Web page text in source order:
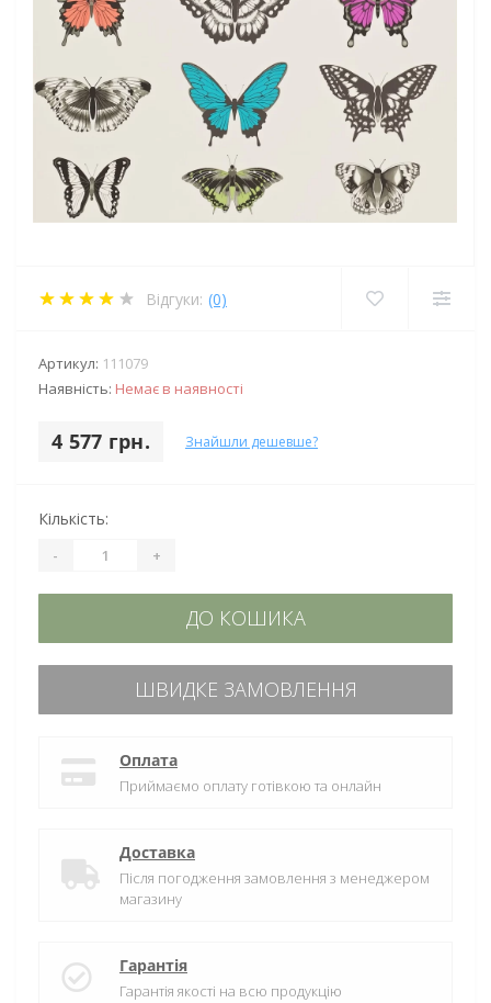
Відгуки: (0)
Артикул: 111079
Наявність: Немає в наявності
4 577 грн. Знайшли дешевше?
Кількість:
- +
ДО КОШИКА
ШВИДКЕ ЗАМОВЛЕННЯ
Оплата
Приймаємо оплату готівкою та онлайн
Доставка
Після погодження замовлення з менеджером
магазину
Гарантія
Гарантія якості на всю продукцію